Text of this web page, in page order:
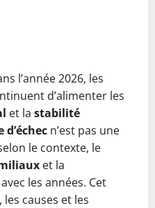
l’année 2026, les
d’alimenter les
et la stabilité
n’est pas une
le contexte, le
et la
les années. Cet
causes et les